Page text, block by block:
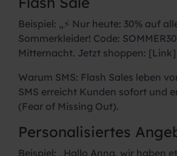
Beispiel: „⚡ Nur heute: 30% auf
Sommerkleider! Code:
Mitternacht. Jetzt shoppen: [Link]
Warum SMS: Flash Sales leben
SMS erreicht Kunden sofort und
(Fear of Missing Out).
Personalisiertes
Beispiel: „Hallo Anna, wir haben